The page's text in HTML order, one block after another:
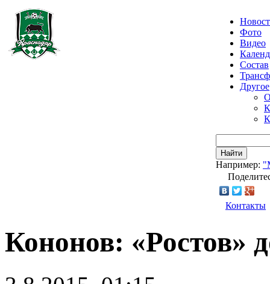
Фото
Видео
Состав
Другое
Найти
Например:
Контакты
Кононов: «Ростов»